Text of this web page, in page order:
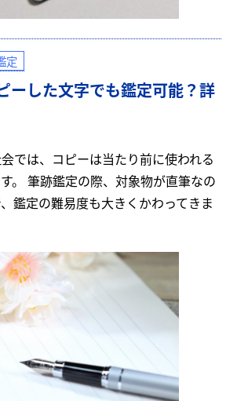
定
ーした文字でも鑑定可能？詳
では、コピーは当たり前に使われる
。 筆跡鑑定の際、対象物が直筆なの
鑑定の難易度も大きくかわってきま